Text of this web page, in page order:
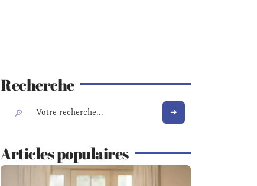
Recherche
Articles populaires